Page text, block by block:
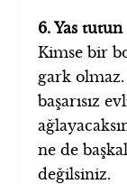
6. Yas tutun
Kimse bir
gark
başarısız
ne de
değilsiniz.